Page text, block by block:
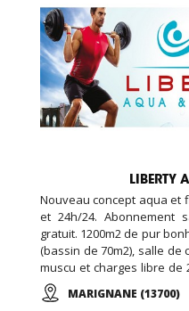
LIBERTY
Nouveau concept aqua et
et 24h/24. Abonnement
gratuit. 1200m2 de pur
(bassin de 70m2), salle de
muscu et charges libre de
salle de cross training de
de 100m2, espace bar et
MARIGNANE (13700)